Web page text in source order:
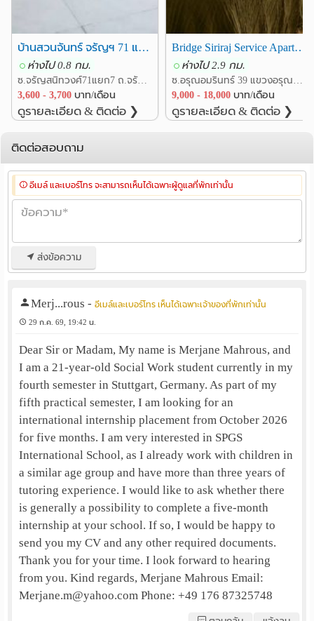
บ้านสวนจันทร์ จรัญฯ 71 แยก 7
ห่างไป 0.8 กม.
ซ.จรัญสนิทวงศ์71แยก7 ถ.จรัญสนิทวงศ์ แขวงบางพลัด เขตบางพลัด กรุงเทพ
3,600 - 3,700 บาท/เดือน
ดูรายละเอียด & ติดต่อ ❯
Bridge Siriraj Service Apartment ห่างจาก รพ.ศิริราช เพียง 900 เมตร
ห่างไป 2.9 กม.
9,000 - 18,000 บาท/เดือน
ดูรายละเอียด & ติดต่อ ❯
ติดต่อสอบถาม
อีเมล์ และเบอร์โทร จะสามารถเห็นได้เฉพาะผู้ดูแลที่พักเท่านั้น
ส่งข้อความ
Merj...rous -อีเมล์และเบอร์โทร เห็นได้เฉพาะเจ้าของที่พักเท่านั้น
29 ก.ค. 69, 19:42 น.
Dear Sir or Madam, My name is Merjane Mahrous, and
I am a 21-year-old Social Work student currently in my
fourth semester in Stuttgart, Germany. As part of my
fifth practical semester, I am looking for an
international internship placement from October 2026
for five months. I am very interested in SPGS
International School, as I already work with children in
a similar age group and have more than three years of
tutoring experience. I would like to ask whether there
is generally a possibility to complete a five-month
internship at your school. If so, I would be happy to
send you my CV and any other required documents.
Thank you for your time. I look forward to hearing
from you. Kind regards, Merjane Mahrous Email:
Merjane.m@yahoo.com Phone: +49 176 87325748